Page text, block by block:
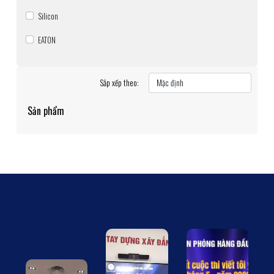
Silicon
EATON
Sản phẩm
Sắp xếp theo: